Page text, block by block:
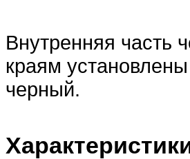
Внутренняя часть
краям
черный.